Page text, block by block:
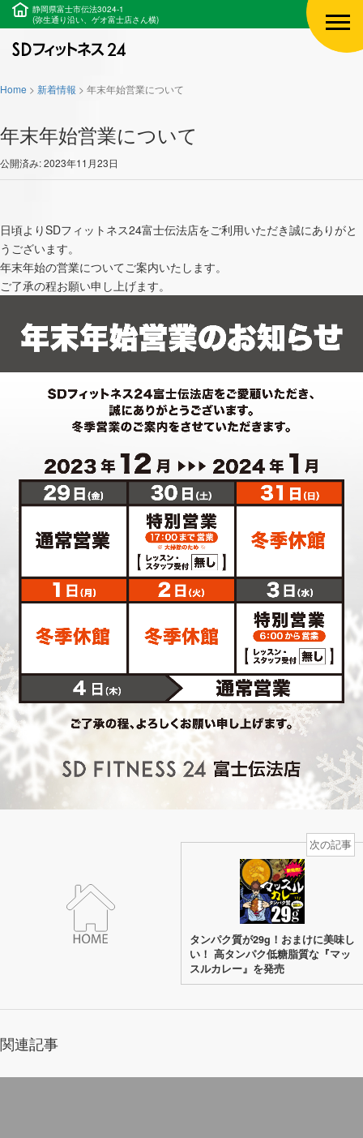
静岡県富士市伝法3024-1
(弥生通り沿い、ゲオ富士店さん横)
Home > 新着情報 > 年末年始営業について
年末年始営業について
公開済み: 2023年11月23日
日頃よりSDフィットネス24富士伝法店をご利用いただき誠にありがと
うございます。
年末年始の営業についてご案内いたします。
ご了承の程お願い申し上げます。
次の記事
タンパク質が29g！おまけに美味し
い！ 高タンパク低糖脂質な『マッ
スルカレー』を発売
関連記事